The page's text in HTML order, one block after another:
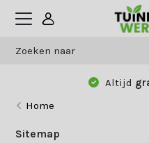
Betaal zoals jij wilt:
Home
Sitemap